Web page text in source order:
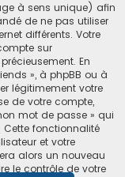
à sens unique) afin
de ne pas utiliser
différents. Votre
sur
En
», à phpBB ou à
légitimement votre
de votre compte,
mot de passe » qui
Cette fonctionnalité
et votre
alors un nouveau
le contrôle de votre